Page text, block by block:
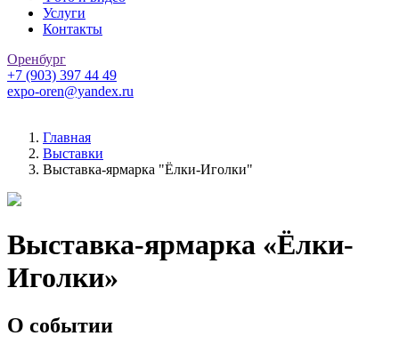
Услуги
Контакты
Оренбург
+7 (903) 397 44 49
expo-oren@yandex.ru
Главная
Выставки
Выставка-ярмарка "Ёлки-Иголки"
Выставка-ярмарка «Ёлки-
Иголки»
О событии